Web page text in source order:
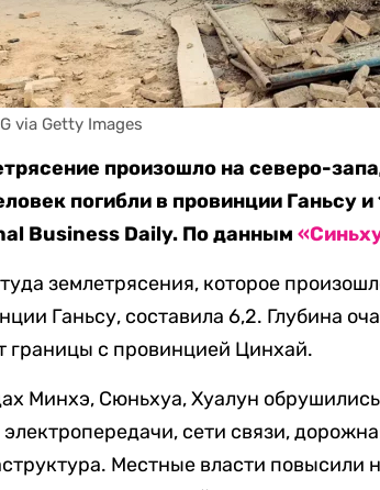
via Getty Images
произошло на северо-
погибли в провинции Ганьсу
Business Daily. По данным
землетрясения, которое
Ганьсу, составила 6,2. Глубина
границы с провинцией Цинхай.
Минхэ, Сюньхуа, Хуалун
сети связи,
Местные власти повысили